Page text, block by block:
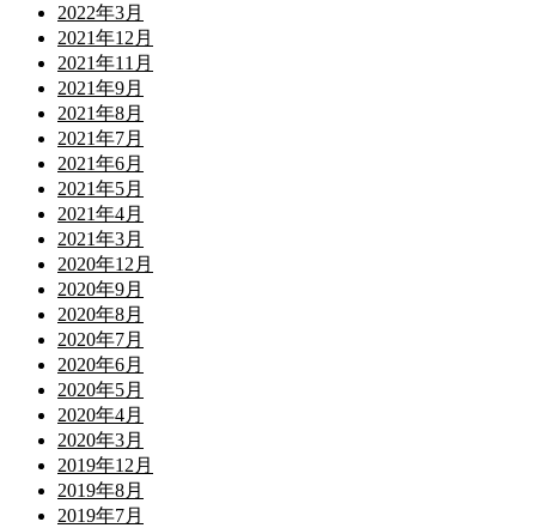
2022年3月
2021年12月
2021年11月
2021年9月
2021年8月
2021年7月
2021年6月
2021年5月
2021年4月
2021年3月
2020年12月
2020年9月
2020年8月
2020年7月
2020年6月
2020年5月
2020年4月
2020年3月
2019年12月
2019年8月
2019年7月